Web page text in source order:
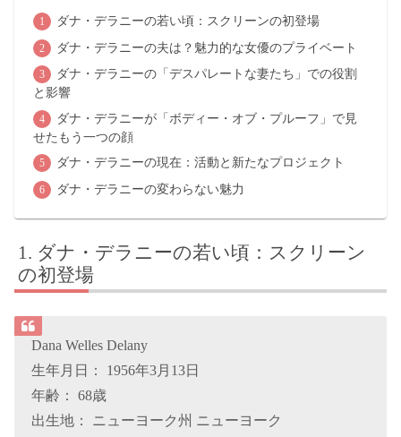
ダナ・デラニーの若い頃：スクリーンの初登場
ダナ・デラニーの夫は？魅力的な女優のプライベート
ダナ・デラニーの「デスパレートな妻たち」での役割
と影響
ダナ・デラニーが「ボディー・オブ・プルーフ」で見
せたもう一つの顔
ダナ・デラニーの現在：活動と新たなプロジェクト
ダナ・デラニーの変わらない魅力
ダナ・デラニーの若い頃：スクリーン
の初登場
Dana Welles Delany
生年月日： 1956年3月13日
年齢： 68歳
出生地： ニューヨーク州 ニューヨーク